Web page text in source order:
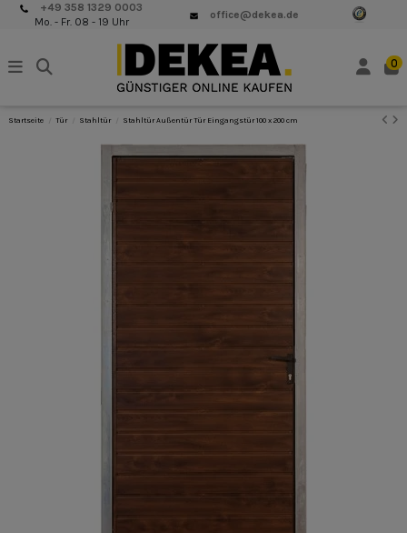
+49 358 1329 0003
Mo. - Fr. 08 - 19 Uhr
office@dekea.de
0
Startseite Tür Stahltür Stahltür Außentür Tür Eingangstür 100 x 200 cm